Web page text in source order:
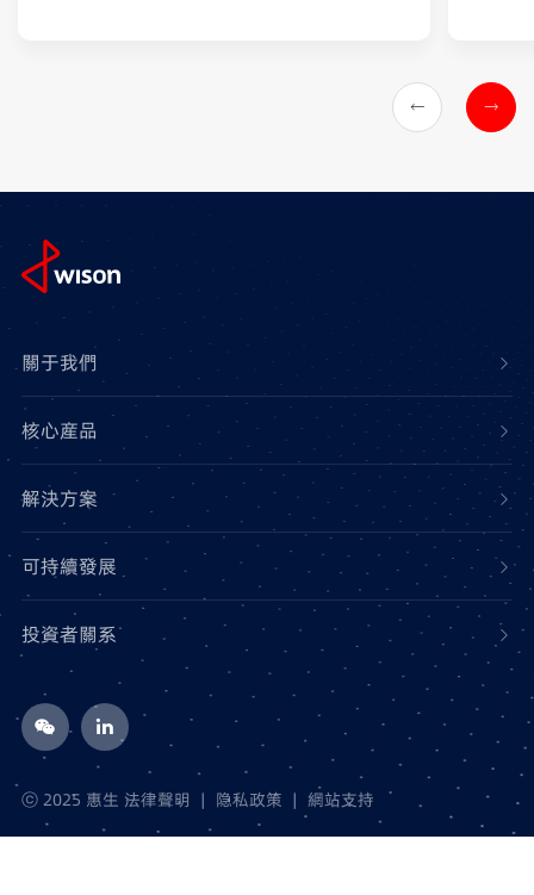
關于我們
核心産品
解決方案
可持續發展
投資者關系
ⓒ 2025 惠生 法律聲明 | 隐私政策 | 網站支持